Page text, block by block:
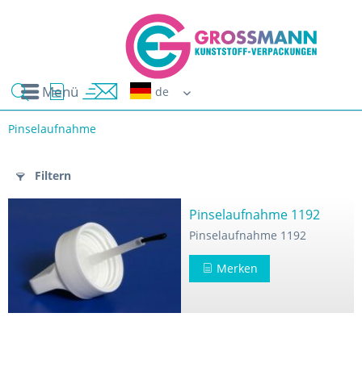
Menü
Pinselaufnahme
Filtern
Pinselaufnahme 1192
Pinselaufnahme 1192
Merken